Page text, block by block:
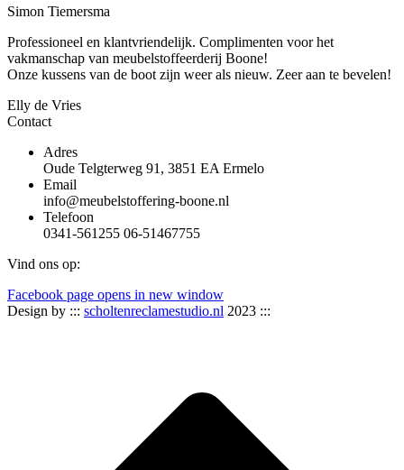
Simon Tiemersma
Professioneel en klantvriendelijk. Complimenten voor het
vakmanschap van meubelstoffeerderij Boone!
Onze kussens van de boot zijn weer als nieuw. Zeer aan te bevelen!
Elly de Vries
Contact
Adres
Oude Telgterweg 91, 3851 EA Ermelo
Email
info@meubelstoffering-boone.nl
Telefoon
0341-561255 06-51467755
Vind ons op:
Facebook page opens in new window
Design by ::: scholtenreclamestudio.nl 2023 :::